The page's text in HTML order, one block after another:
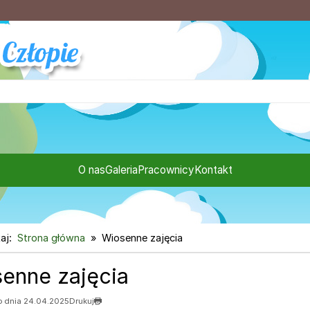
O nasGaleria Pracownicy Kontakt
Strona główna Wiosenne zajęcia
zajęcia
dnia 24.04.2025Drukuj